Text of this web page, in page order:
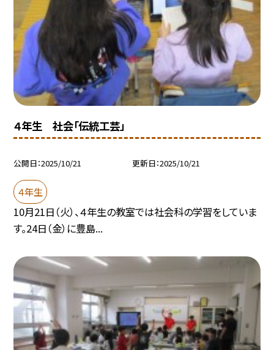
４年生 社会「伝統工芸」
公開日 2025/10/21 更新日 2025/10/21
４年生
10月21日（火）、４年生の教室では社会科の学習をしていま
す。24日（金）に豊島...